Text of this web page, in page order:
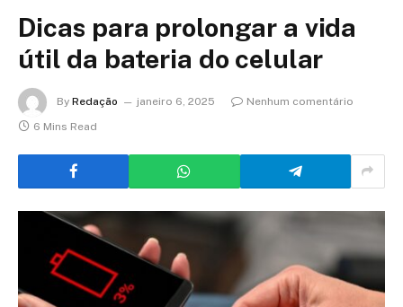
Dicas para prolongar a vida
útil da bateria do celular
By Redação janeiro 6, 2025
Nenhum comentário
6 Mins Read